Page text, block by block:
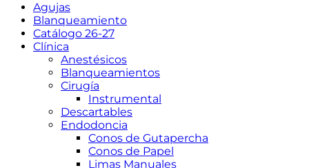
Agujas
Blanqueamiento
Catálogo 26-27
Clínica
Anestésicos
Blanqueamientos
Cirugía
Instrumental
Descartables
Endodoncia
Conos de Gutapercha
Conos de Papel
Limas Manuales